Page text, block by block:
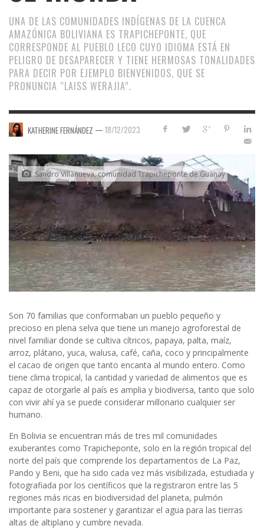
UNA DE LAS COMUNIDADES INDÍGENAS DE LA CUENCA
AMAZÓNICA BOLIVIANA ES TRAPICHEPONTE, QUE
CORRESPONDE AL PUEBLO LECO CUYO IDIOMA ESTÁ EN
PELIGRO DE DESAPARECER Y TIENE HERMOSAS TONALIDADES
PARA DECIR POR EJEMPLO BIENVENIDOS, QUE SE
PRONUNCIA “LAISS WERAJIA”.
KATHERINE FERNÁNDEZ — 18/12/2023
Sandro Villanueva, comunidad Trapicheponte de Guanay
Son 70 familias que conformaban un pueblo pequeño y
precioso en plena selva que tiene un manejo agroforestal de
nivel familiar donde se cultiva cítricos, papaya, palta, maíz,
arroz, plátano, yuca, walusa, café, caña, coco y principalmente
el cacao de origen que tanto encanta al mundo entero. Como
tiene clima tropical, la cantidad y variedad de alimentos que es
capaz de otorgarle al país es amplia y biodiversa, tanto que solo
con vivir ahí ya se puede considerar millonario cualquier ser
humano.
En Bolivia se encuentran más de tres mil comunidades
exuberantes como Trapicheponte, solo en la región tropical del
norte del país que comprende los departamentos de La Paz,
Pando y Beni, que ha sido cada vez más visibilizada, estudiada y
fotografiada por los científicos que la registraron entre las 5
regiones más ricas en biodiversidad del planeta, pulmón
importante para sostener y garantizar el agua para las tierras
altas de altiplano y cumbre nevada.